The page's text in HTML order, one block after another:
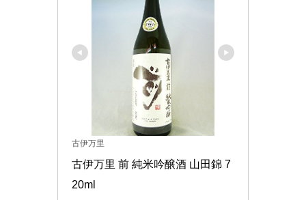
古伊万里
古伊万里 前 純米吟醸酒 山田錦 7
20ml